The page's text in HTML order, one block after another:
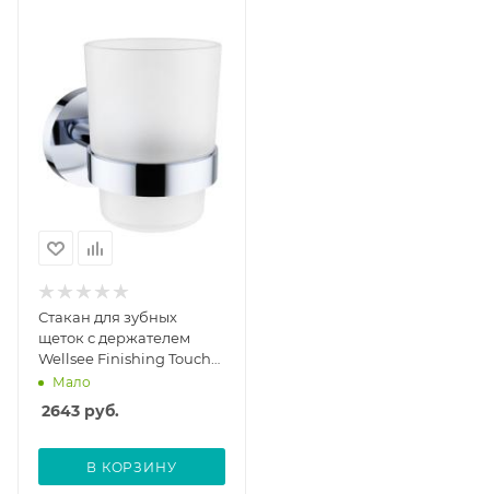
Стакан для зубных
щеток с держателем
Wellsee Finishing Touch
182506000
Мало
2643 руб.
В КОРЗИНУ